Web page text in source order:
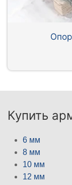
Купить
6 мм
8 мм
10 мм
12 мм